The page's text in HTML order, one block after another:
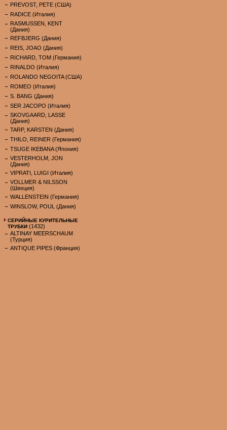
PREVOST, PETE (США)
RADICE (Италия)
RASMUSSEN, KENT
(Дания)
REFBJERG (Дания)
REIS, JOAO (Дания)
RICHARD, TOM (Германия)
RINALDO (Италия)
ROLANDO NEGOITA (США)
ROMEO (Италия)
S. BANG (Дания)
SER JACOPO (Италия)
SKOVGAARD, LASSE
(Дания)
TARP, KARSTEN (Дания)
THILO, REINER (Германия)
TSUGE IKEBANA (Япония)
VESTERHOLM, JON
(Дания)
VIPRATI, LUIGI (Италия)
VOLLMER & NILSSON
(Швеция)
WALLENSTEIN (Германия)
WINSLOW, POUL (Дания)
СЕРИЙНЫЕ КУРИТЕЛЬНЫЕ
ТРУБКИ (1432)
ALTINAY MEERSCHAUM
(Турция)
ANTIQUE PIPES (Франция)